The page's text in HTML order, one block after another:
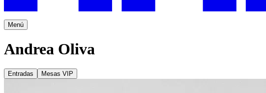
Menú
Andrea Oliva
Entradas Mesas VIP